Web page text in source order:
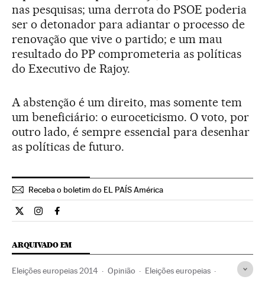
nas pesquisas; uma derrota do PSOE poderia
ser o detonador para adiantar o processo de
renovação que vive o partido; e um mau
resultado do PP comprometeria as políticas
do Executivo de Rajoy.
A abstenção é um direito, mas somente tem
um beneficiário: o euroceticismo. O voto, por
outro lado, é sempre essencial para desenhar
as políticas de futuro.
Receba o boletim do EL PAÍS América
Opiniao El País Brasil en Twitter
Opiniao El País Brasil en Instagram
Opiniao El País Brasil en Facebook
ARQUIVADO EM
Eleições europeias 2014 Opinião Eleições europeias